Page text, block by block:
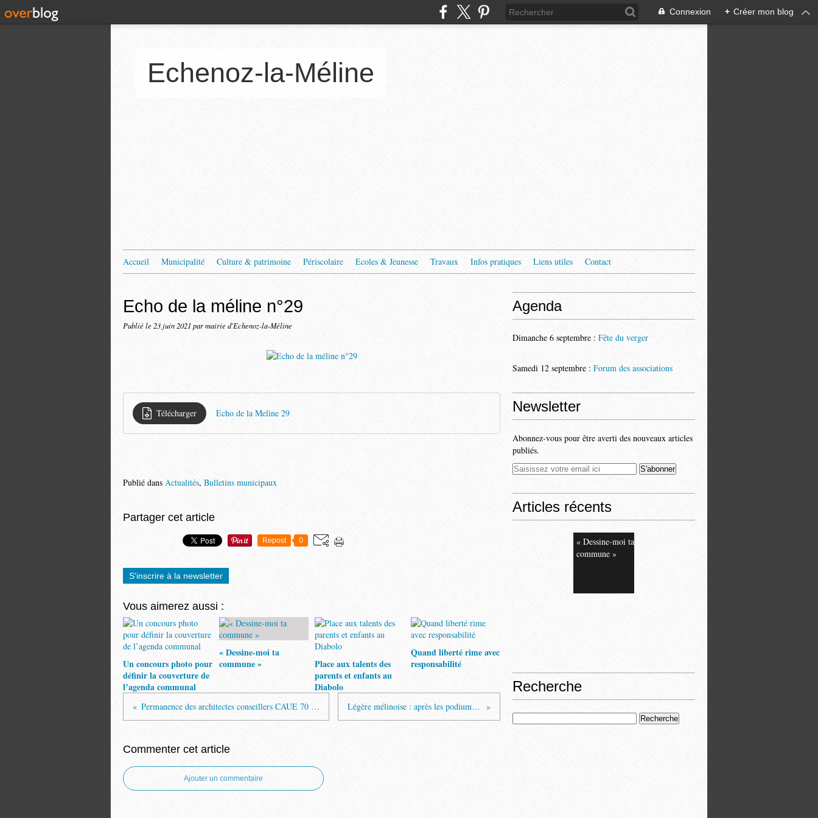
Connexion + Créer mon blog
Echenoz-la-Méline
Accueil Municipalité Culture & patrimoine Périscolaire Ecoles & Jeunesse Travaux Infos pratiques Liens utiles Contact
Echo de la méline n°29
Publié le 23 juin 2021par mairie d'Echenoz-la-Méline
Télécharger Echo de la Meline 29
Publié dans Actualités, Bulletins municipaux
Partager cet article
Repost 0
S'inscrire à la newsletter
Vous aimerez aussi :
Un concours photo pour
définir la couverture de
l’agenda communal
« Dessine-moi ta
commune »
Place aux talents des
parents et enfants au
Diabolo
Quand liberté rime avec
responsabilité
Permanence des architectes conseillers CAUE 70 3ème trimestre 2021 Légère mélinoise : après les podiums, gala dimanche
Commenter cet article
Ajouter un commentaire
Agenda
Dimanche 6 septembre : Fête du verger
Samedi 12 septembre : Forum des associations
Newsletter
Abonnez-vous pour être averti des nouveaux articles
publiés.
Articles récents
« Dessine-moi ta
commune »
Recherche